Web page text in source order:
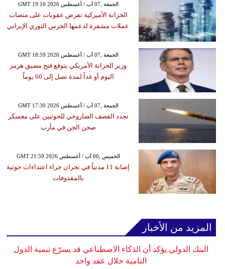
GMT 19:10 2026 الجمعة ,07 آب / أغسطس
الخزانة الأميركية تفرض عقوبات على منصات
عملات مشفرة لدعمها الحرس الثوري الإيراني
GMT 18:59 2026 الجمعة ,07 آب / أغسطس
وزير الخزانة الأمريكي يتوقع فتح مضيق هرمز
اليوم أو غداً لمدة تصل إلى 60 يوماً
GMT 17:30 2026 الجمعة ,07 آب / أغسطس
تجدد القصف الصاروخي للحوثيين على معسكر
صحن الجن في مأرب
GMT 21:59 2026 الخميس ,06 آب / أغسطس
إصابة 11 مدنياً في نجران جراء اعتداءات حوثية
بالمقذوفات
المزيد من الأخبار
البنك الدولي يؤكد أن الذكاء الاصطناعي قد يسرّع تنمية الدول
النامية خلال عقد واحد